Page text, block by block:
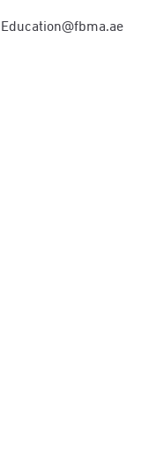
Education@fbma.ae